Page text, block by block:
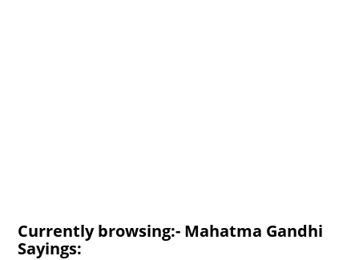
Currently browsing:- Mahatma Gandhi
Sayings: